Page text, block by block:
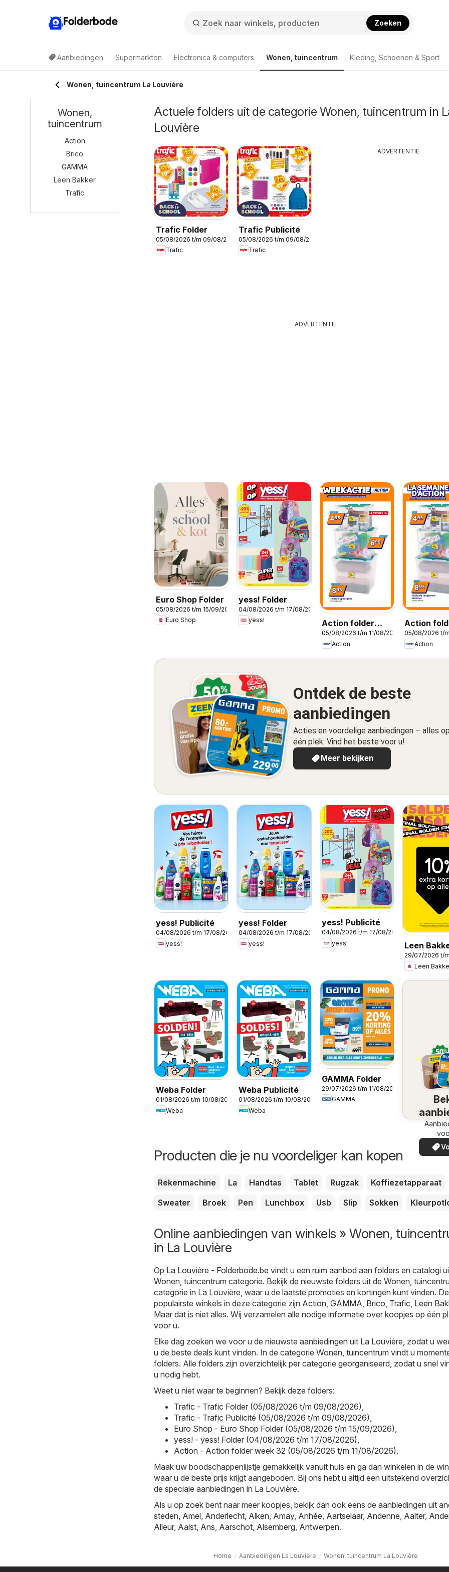
Folderbode Zoeken
Aanbiedingen Supermarkten Electronica & computers Wonen, tuincentrum Kleding, Schoenen & Sport
Wonen, tuincentrum La Louvière
Actuele folders uit de categorie Wonen, tuincentrum in
Louvière
Trafic Folder
05/08/2026 t/m 09/08/2026
Trafic
Trafic Publicité
05/08/2026 t/m 09/08/2026
Trafic
ADVERTENTIE
ADVERTENTIE
Euro Shop Folder
05/08/2026 t/m 15/09/2026
Euro Shop
yess! Folder
04/08/2026 t/m 17/08/2026
yess!
Action folder
week 32
05/08/2026 t/m 11/08/2026
Action
Action
semaine
05/08/2026 t/
Action
Ontdek de beste
aanbiedingen
Acties en voordelige aanbiedingen – alles
één plek. Vind het beste voor u!
Meer bekijken
yess! Publicité
04/08/2026 t/m 17/08/2026
yess!
yess! Folder
04/08/2026 t/m 17/08/2026
yess!
yess! Publicité
04/08/2026 t/m 17/08/2026
yess!
Leen
Folder /
29/07/2026 t/
Leen
Weba Folder
01/08/2026 t/m 10/08/2026
Weba
Weba Publicité
01/08/2026 t/m 10/08/2026
Weba
GAMMA Folder
29/07/2026 t/m 11/08/2026
GAMMA
Producten die je nu voordeliger kan kopen
Rekenmachine La Handtas Tablet Rugzak
Koffiezetapparaat
Sweater
Broek Pen Lunchbox Usb Slip Sokken
Online aanbiedingen van winkels » Wonen,
in La Louvière
Op La Louvière - Folderbode.be vindt u een ruim aanbod aan folders en catalogi
Wonen, tuincentrum categorie. Bekijk de nieuwste folders uit de Wonen,
categorie in La Louvière, waar u de laatste promoties en kortingen kunt vinden. De
populairste winkels in deze categorie zijn Action, GAMMA, Brico, Trafic, Leen
Maar dat is niet alles. Wij verzamelen alle nodige informatie over koopjes op één
voor u.
Elke dag zoeken we voor u de nieuwste aanbiedingen uit La Louvière, zodat u
u de beste deals kunt vinden. In de categorie Wonen, tuincentrum vindt u
folders. Alle folders zijn overzichtelijk per categorie georganiseerd, zodat u snel
u nodig hebt.
Weet u niet waar te beginnen? Bekijk deze folders:
Trafic - Trafic Folder (05/08/2026 t/m 09/08/2026),
Trafic - Trafic Publicité (05/08/2026 t/m 09/08/2026),
Euro Shop - Euro Shop Folder (05/08/2026 t/m 15/09/2026),
yess! - yess! Folder (04/08/2026 t/m 17/08/2026),
Action - Action folder week 32 (05/08/2026 t/m 11/08/2026).
Maak uw boodschappenlijstje gemakkelijk vanuit huis en ga dan winkelen in de
waar u de beste prijs krijgt aangeboden. Bij ons hebt u altijd een uitstekend
de speciale aanbiedingen in La Louvière.
Als u op zoek bent naar meer koopjes, bekijk dan ook eens de aanbiedingen uit
steden, Amel, Anderlecht, Alken, Amay, Anhée, Aartselaar, Andenne, Aalter,
Alleur, Aalst, Ans, Aarschot, Alsemberg, Antwerpen.
Home Aanbiedingen La Louvière Wonen, tuincentrum La Louvière
Wonen,
tuincentrum
Action
Brico
GAMMA
Leen Bakker
Trafic